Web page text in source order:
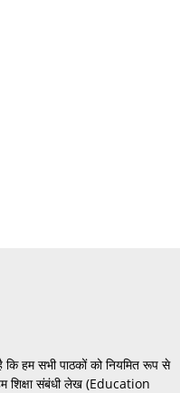
हम सभी पाठकों को नियमित रूप से
शिक्षा संबंधी लेख (Education